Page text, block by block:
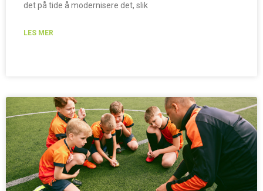
det på tide å modernisere det, slik
LES MER